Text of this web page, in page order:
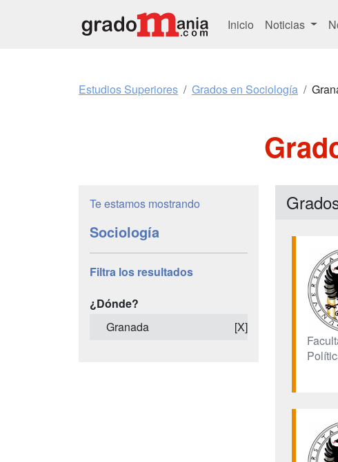
Inicio Noticias
Estudios Superiores Grados en Sociología
Te estamos mostrando
Sociología
Filtra los resultados
¿Dónde?
Granada
[X]